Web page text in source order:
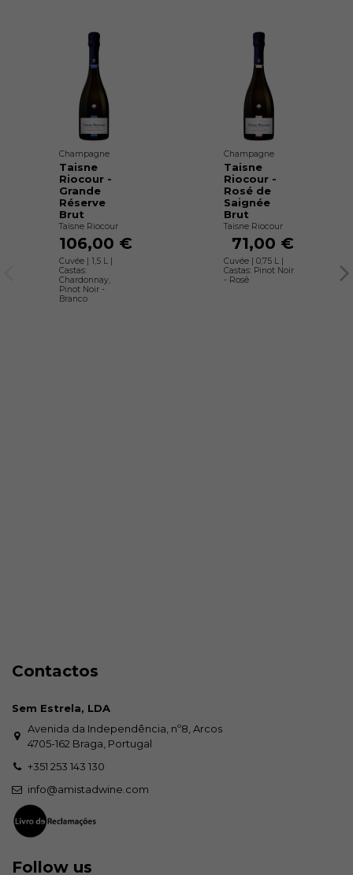
Champagne
Taisne
Riocour -
Grande
Réserve
Brut
Taisne Riocour
106,00 €
Cuvée | 1,5 L |
Castas:
Chardonnay,
Pinot Noir -
Branco
Champagne
Taisne
Riocour -
Rosé de
Saignée
Brut
Taisne Riocour
71,00 €
Cuvée | 0,75 L |
Castas: Pinot Noir
- Rosê
Contactos
Sem Estrela, LDA
Avenida da Independência, nº8, Arcos
4705-162 Braga, Portugal
+351 253 143 130
info@amistadwine.com
Follow us